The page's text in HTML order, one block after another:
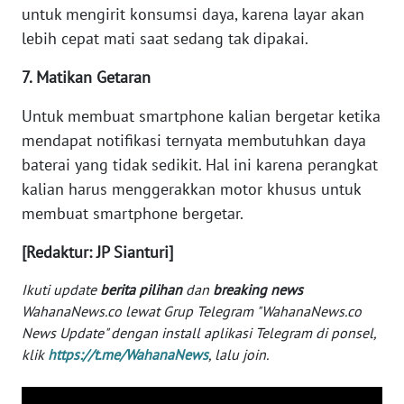
untuk mengirit konsumsi daya, karena layar akan
lebih cepat mati saat sedang tak dipakai.
7. Matikan Getaran
Untuk membuat smartphone kalian bergetar ketika
mendapat notifikasi ternyata membutuhkan daya
baterai yang tidak sedikit. Hal ini karena perangkat
kalian harus menggerakkan motor khusus untuk
membuat smartphone bergetar.
[Redaktur: JP Sianturi]
Ikuti update berita pilihandan breaking news
WahanaNews.co lewat Grup Telegram "WahanaNews.co
News Update" dengan install aplikasi Telegram di ponsel,
klik https://t.me/WahanaNews, lalu join.
BABEL
SUMBAR
WN
SUMSEL
BENGKULU
WN
LAMPUNG
WN